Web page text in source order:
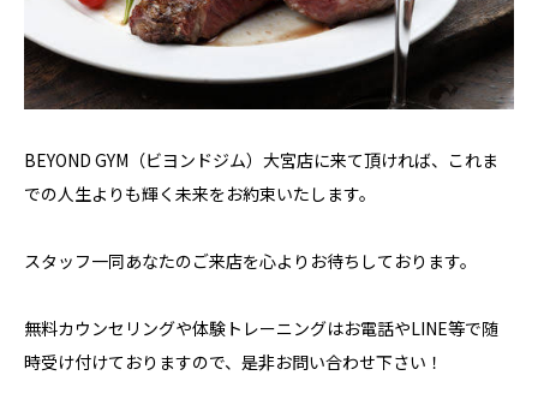
BEYOND GYM（ビヨンドジム）大宮店に来て頂ければ、これま
での人生よりも輝く未来をお約束いたします。
スタッフ一同あなたのご来店を心よりお待ちしております。
無料カウンセリングや体験トレーニングはお電話やLINE等で随
時受け付けておりますので、是非お問い合わせ下さい！